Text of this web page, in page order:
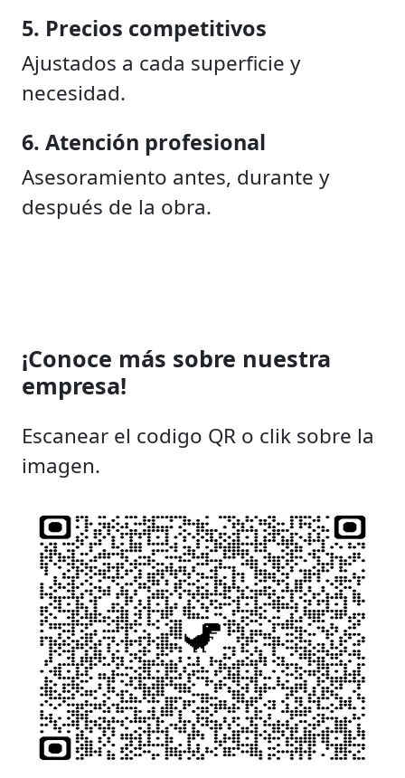
5. Precios competitivos
Ajustados a cada superficie y
necesidad.
6. Atención profesional
Asesoramiento antes, durante y
después de la obra.
¡Conoce más sobre nuestra
empresa!
Escanear el codigo QR o clik sobre la
imagen.